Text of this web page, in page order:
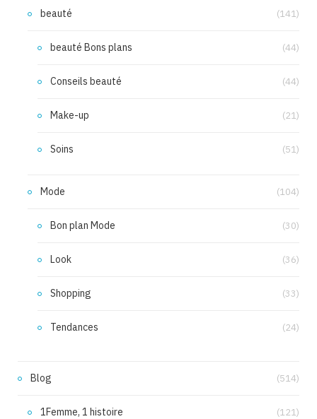
beauté (141)
beauté Bons plans (44)
Conseils beauté (44)
Make-up (21)
Soins (51)
Mode (104)
Bon plan Mode (30)
Look (36)
Shopping (33)
Tendances (24)
Blog (514)
1Femme, 1 histoire (121)